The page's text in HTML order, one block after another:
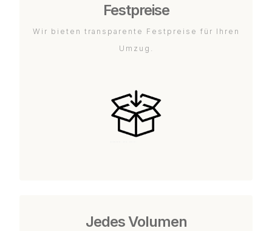
Festpreise
Wir bieten transparente Festpreise für Ihren
Umzug.
Jedes Volumen